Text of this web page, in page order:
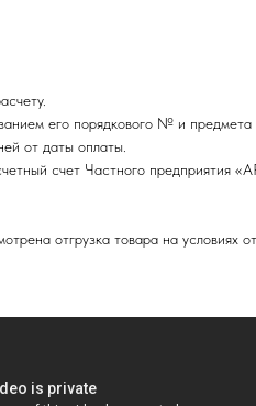
его порядкового № и предмета
от даты оплаты.
счет Частного
отгрузка товара на условиях